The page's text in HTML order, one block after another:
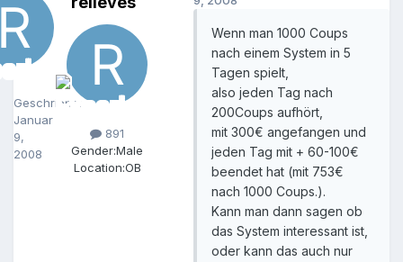
Geschrieben
Januar
9,
2008
891
Gender:Male
Location:OB
Wenn man 1000 Coups
nach einem System in 5
Tagen spielt,
also jeden Tag nach
200Coups aufhört,
mit 300€ angefangen und
jeden Tag mit + 60-100€
beendet hat (mit 753€
nach 1000 Coups.).
Kann man dann sagen ob
das System interessant ist,
oder kann das auch nur